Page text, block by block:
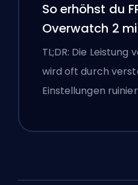
So erhöhst du
Overwatch 2
Einstellungen
TL;DR: Die
wird oft durch
Einstellungen